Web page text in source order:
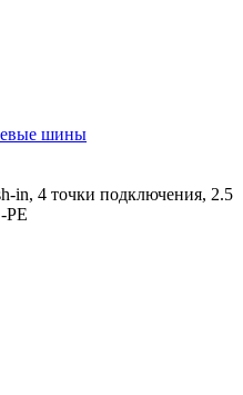
шины
in, 4 точки подключения, 2.5
PE